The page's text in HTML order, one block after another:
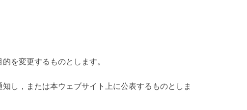
を変更するものとします。
し，または本ウェブサイト上に公表するものとしま